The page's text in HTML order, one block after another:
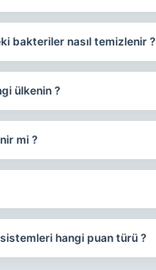
bakteriler nasıl temizlenir ?
ülkenin ?
mi ?
hangi puan türü ?